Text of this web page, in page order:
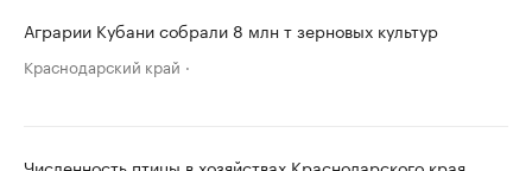
Аграрии Кубани собрали 8 млн т зерновых культур
Краснодарский край